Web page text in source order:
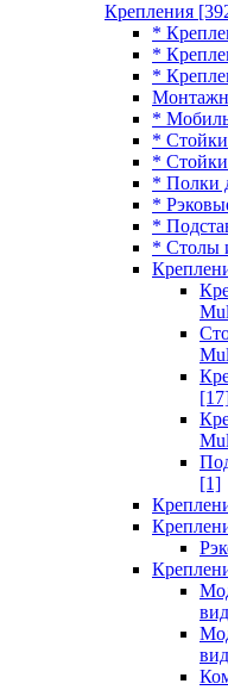
Крепления
*
*
*
*
* Стойки
*
* Полки
*
*
* Столы
[1]